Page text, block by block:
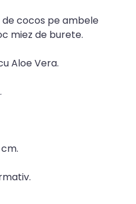
cocos pe ambele
miez de burete.
Aloe Vera.